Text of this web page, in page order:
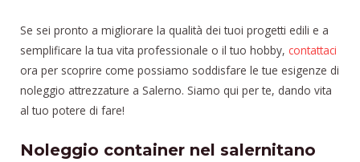
Se sei pronto a migliorare la qualità dei tuoi progetti edili e a
semplificare la tua vita professionale o il tuo hobby, contattaci
ora per scoprire come possiamo soddisfare le tue esigenze di
noleggio attrezzature a Salerno. Siamo qui per te, dando vita
al tuo potere di fare!
Noleggio container nel salernitano